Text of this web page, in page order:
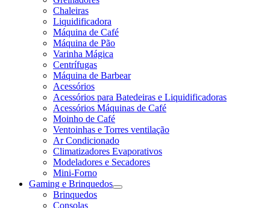
Chaleiras
Liquidificadora
Máquina de Café
Máquina de Pão
Varinha Mágica
Centrífugas
Máquina de Barbear
Acessórios
Acessórios para Batedeiras e Liquidificadoras
Acessórios Máquinas de Café
Moinho de Café
Ventoinhas e Torres ventilação
Ar Condicionado
Climatizadores Evaporativos
Modeladores e Secadores
Mini-Forno
Gaming e Brinquedos
Brinquedos
Consolas